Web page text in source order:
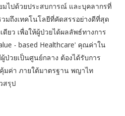
มไปด้วยประสบการณ์ และบุคลากรที่
มถึงเทคโนโลยีที่คัดสรรอย่างดีที่สุด
ยว เพื่อให้ผู้ป่วยได้ผลลัพธ์ทางการ
- based Healthcare' คุณค่าใน
วยเป็นศูนย์กลาง ต้องได้รับการ
ค่า ภายใต้มาตรฐาน พญาไท
สรุป